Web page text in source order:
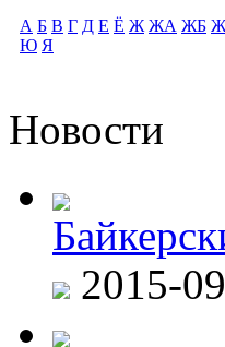
А Б В Г Д Е Ё Ж ЖА ЖБ
Ю Я
Новости
2015-